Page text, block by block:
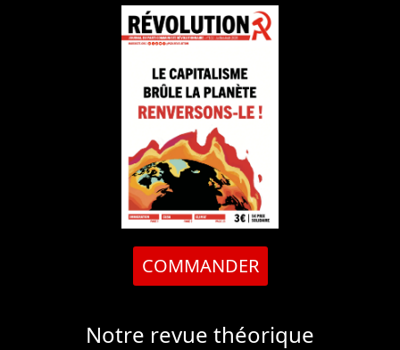
COMMANDER
Notre revue théorique